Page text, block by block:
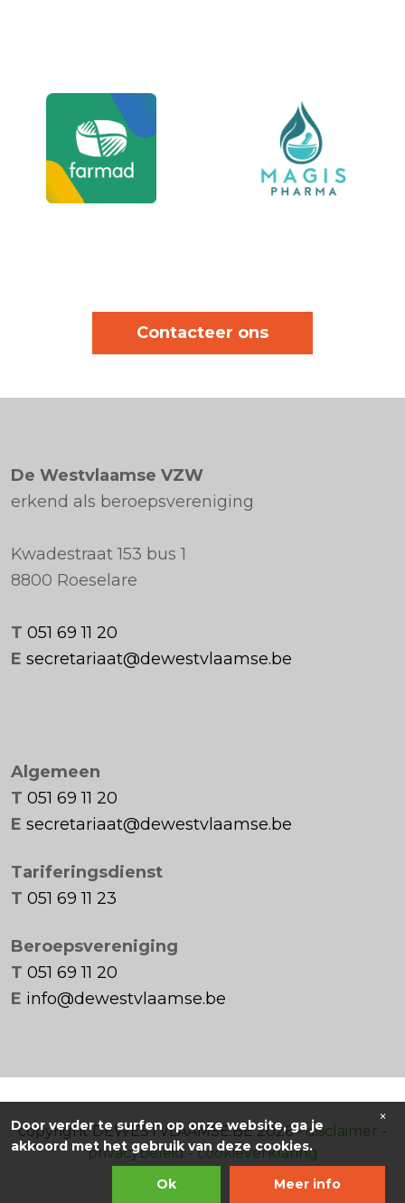
Contacteer ons
De Westvlaamse VZW
erkend als beroepsvereniging
Kwadestraat 153 bus 1
8800 Roeselare
T 051 69 11 20
E secretariaat@dewestvlaamse.be
Algemeen
T 051 69 11 20
E secretariaat@dewestvlaamse.be
Tariferingsdienst
T 051 69 11 23
Beroepsvereniging
T 051 69 11 20
E info@dewestvlaamse.be
copyright DEWESTVLAAMSE.BE 2026 -disclaimer -
privacybeleid-cookieverklaring
Door verder te surfen op onze website, ga je
akkoord met het gebruik van deze cookies.
Meer info
Ok
×